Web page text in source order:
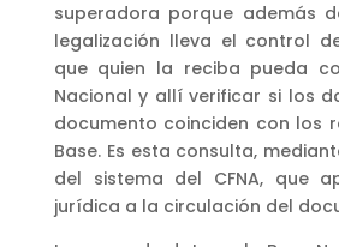
superadora porque además
legalización lleva el control
que quien la reciba pueda
Nacional y allí verificar si los
documento coinciden con los
Base. Es esta consulta,
del sistema del CFNA, que
jurídica a la circulación del